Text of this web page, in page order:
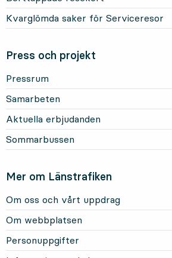
Kvarglömda saker för Serviceresor
Press och projekt
Pressrum
Samarbeten
Aktuella erbjudanden
Sommarbussen
Mer om Länstrafiken
Om oss och vårt uppdrag
Om webbplatsen
Personuppgifter